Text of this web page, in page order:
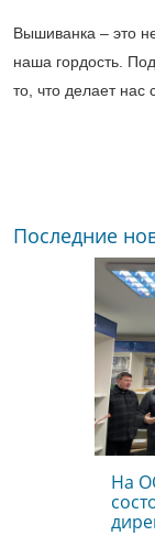
Вышиванка – это
наша гордость.
то, что делает
Последние
На